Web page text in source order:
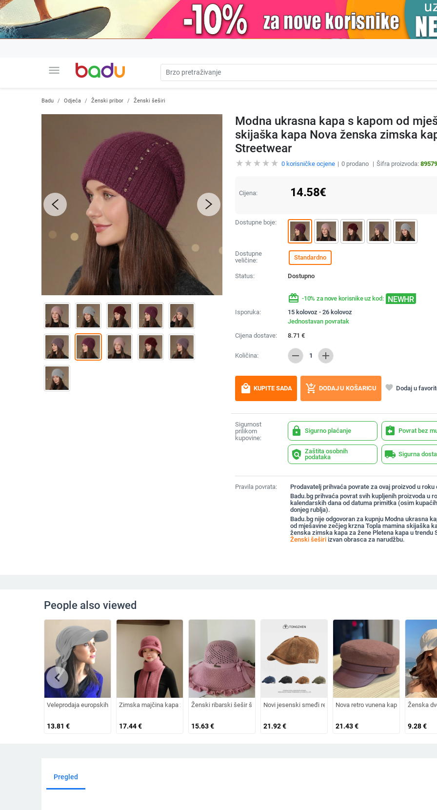
menu
Badu Odjeća Ženski pribor Ženski šeširi
Modna ukrasna kapa s kapom od
skijaška kapa Nova ženska zimska
Streetwear
0korisničke ocjene 0prodano Šifra proizvoda:
Cijena: 14.58€
Dostupne boje:
Dostupne
veličine:
Standardno
Status: Dostupno
redeem -10% za nove korisnike uz kod: NEWHR
Isporuka:
15 kolovoz - 26 kolovoz
Jednostavan povratak
Cijena dostave:
8.71 €
Količina: remove 1 add
local_mall KUPITE SADA add_shopping_cart DODAJ U KOŠARICU favorite Dodaj u
Sigurnost
prilikom
kupovine:
lock Sigurno plaćanje assignment_return Povrat bez
policy Zaštita osobnih
podataka
local_shipping Sigurna
Pravila povrata:
Prodavatelj prihvaća povrate za ovaj proizvod u roku
Badu.bg prihvaća povrat svih kupljenih proizvoda u
kalendarskih dana od datuma primitka (osim
donjeg rublja).
Badu.bg nije odgovoran za kupnju Modna ukrasna
od mješavine zečjeg krzna Topla mamina skijaška
ženska zimska kapa za žene Pletena kapa u trendu
Ženski šeširiizvan obrasca za narudžbu.
People also viewed
Veleprodaja europskih i američkih izvoznih ljetnih bejzbolskih kapa s vezicom na leđima, vanjski šešir, jednobojni vizir, šal/šešir
13.81 €
Zimska majčina kapa za žene srednjih i starijih godina, pletena od zečjeg krzna, otporna na hladnoću, topla, vunena
17.44€
Ženski ribarski šešir širokog oboda, šešir za sunce, pleteni šešir za sunce, šešir za
15.63€
Novi jesenski smeđi retro baršunasti osmerokutni šešir za
21.92€
Nova retro vunena kapa od
21.43€
Ženska
9.28€
chevron_left
Pregled